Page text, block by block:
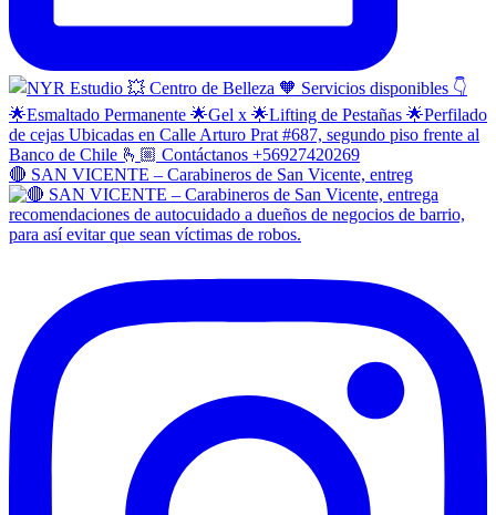
🔴 SAN VICENTE – Carabineros de San Vicente, entreg